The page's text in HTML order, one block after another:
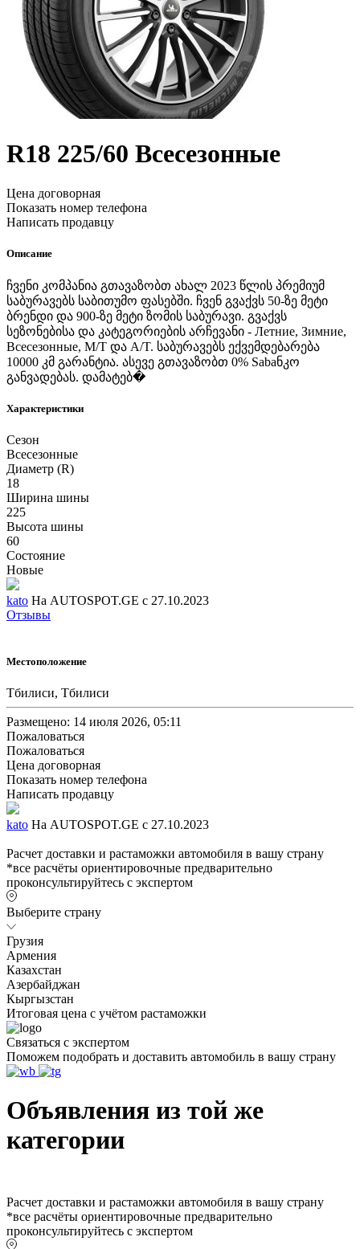
R18 225/60 Всесезонные
Цена договорная
Показать номер телефона
Написать продавцу
Описание
ჩვენი კომპანია გთავაზობთ ახალ 2023 წლის პრემიუმ
საბურავებს საბითუმო ფასებში. ჩვენ გვაქვს 50-ზე მეტი
ბრენდი და 900-ზე მეტი ზომის საბურავი. გვაქვს
სეზონებისა და კატეგორიების არჩევანი - Летние, Зимние,
Всесезонные, M/T და A/T. საბურავებს ექვემდებარება
10000 კმ გარანტია. ასევე გთავაზობთ 0% Sabaნკო
განვადებას. დამატებ�
Характеристики
Сезон
Всесезонные
Диаметр (R)
18
Ширина шины
225
Высота шины
60
Состояние
Новые
kato На AUTOSPOT.GE с 27.10.2023
Отзывы
Местоположение
Тбилиси, Тбилиси
Размещено: 14 июля 2026, 05:11
Пожаловаться
Пожаловаться
Цена договорная
Показать номер телефона
Написать продавцу
kato На AUTOSPOT.GE с 27.10.2023
Расчет доставки и растаможки автомобиля в вашу страну
*все расчёты ориентировочные предварительно
проконсультируйтесь с экспертом
Выберите страну
Грузия
Армения
Казахстан
Азербайджан
Кыргызстан
Итоговая цена с учётом растаможки
Связаться с экспертом
Поможем подобрать и доставить автомобиль в вашу страну
Объявления из той же
категории
Расчет доставки и растаможки автомобиля в вашу страну
*все расчёты ориентировочные предварительно
проконсультируйтесь с экспертом